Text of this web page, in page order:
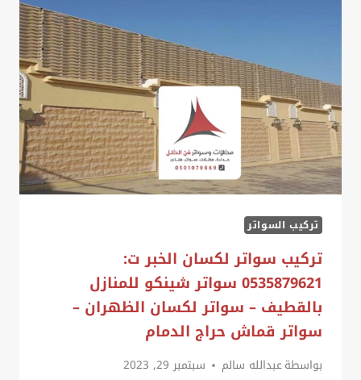
تركيب السواتر
تركيب سواتر لكسان الخبر ت:
0535879621 سواتر شينكو للمنازل
بالقطيف – سواتر لكسان الظهران –
سواتر قماش حراج الدمام
بواسطةعبدالله سالم سبتمبر 29, 2023